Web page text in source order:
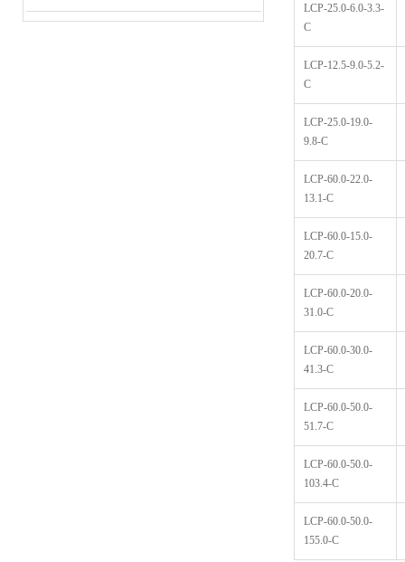
LCP-25.0-6.0-3.3-
C
LCP-12.5-9.0-5.2-
C
LCP-25.0-19.0-
9.8-C
LCP-60.0-22.0-
13.1-C
LCP-60.0-15.0-
20.7-C
LCP-60.0-20.0-
31.0-C
LCP-60.0-30.0-
41.3-C
LCP-60.0-50.0-
51.7-C
LCP-60.0-50.0-
103.4-C
LCP-60.0-50.0-
155.0-C